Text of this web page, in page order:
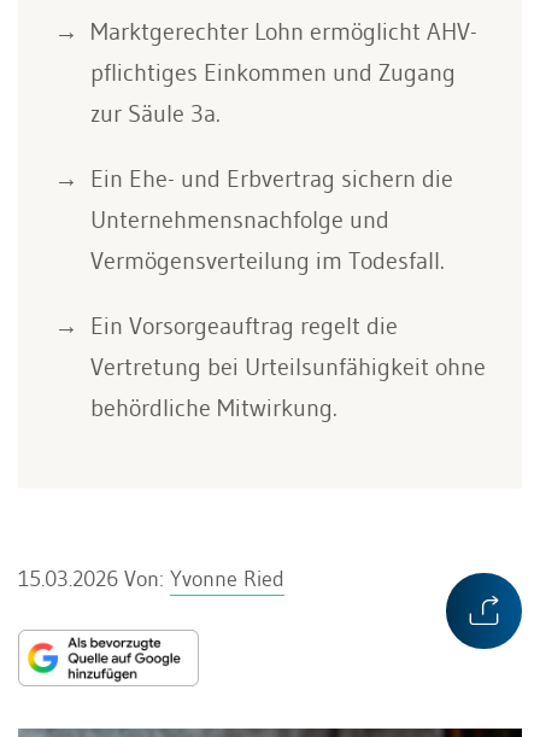
Marktgerechter Lohn ermöglicht AHV-
pflichtiges Einkommen und Zugang
zur Säule 3a.
Ein Ehe- und Erbvertrag sichern die
Unternehmensnachfolge und
Vermögensverteilung im Todesfall.
Ein Vorsorgeauftrag regelt die
Vertretung bei Urteilsunfähigkeit ohne
behördliche Mitwirkung.
15.03.2026 Von: Yvonne Ried